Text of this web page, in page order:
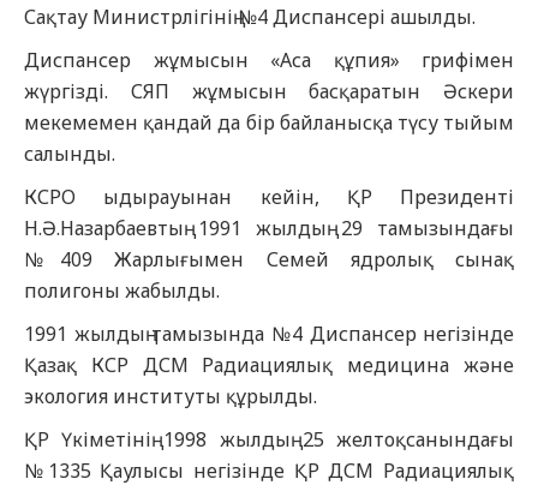
Сақтау Министрлігінің №4 Диспансері ашылды.
Диспансер жұмысын «Аса құпия» грифімен
жүргізді. СЯП жұмысын басқаратын Әскери
мекемемен қандай да бір байланысқа түсу тыйым
салынды.
КСРО ыдырауынан кейін, ҚР Президенті
Н.Ә.Назарбаевтың 1991 жылдың 29 тамызындағы
№409 Жарлығымен Семей ядролық сынақ
полигоны жабылды.
1991 жылдың тамызында №4 Диспансер негізінде
Қазақ КСР ДСМ Радиациялық медицина және
экология институты құрылды.
ҚР Үкіметінің 1998 жылдың 25 желтоқсанындағы
№1335 Қаулысы негізінде ҚР ДСМ Радиациялық